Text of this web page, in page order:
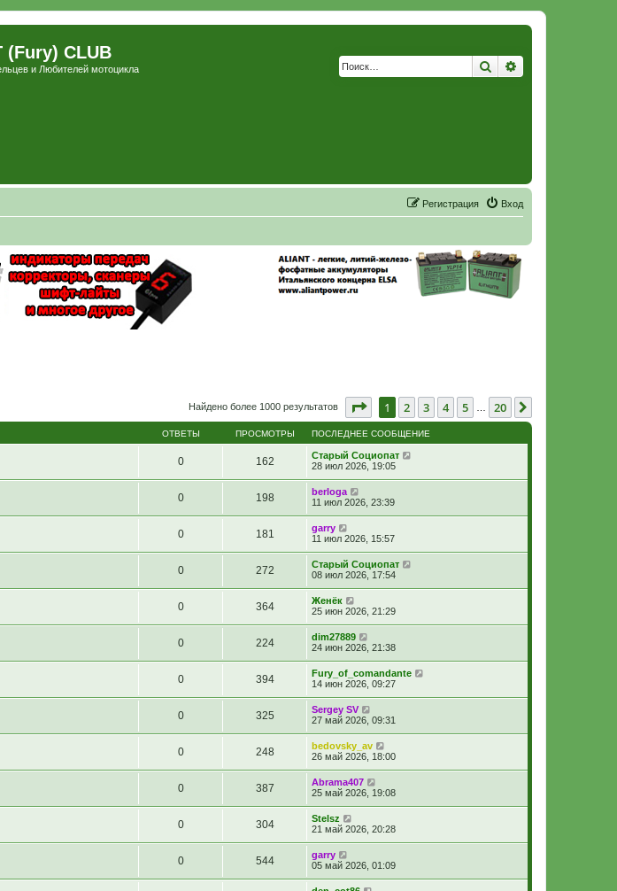
(Fury) CLUB
и Любителей мотоцикла
Поиск
Вход
Регистрация
Найдено более 1000 результатов Страница1 из 20
1 2 3 4 5 20
ОТВЕТЫ ПРОСМОТРЫ ПОСЛЕДНЕЕ СООБЩЕНИЕ
0 162
Старый Социопат
28 июл 2026, 19:05
0 198
berloga
11 июл 2026, 23:39
0 181
garry
11 июл 2026, 15:57
0 272
Старый Социопат
08 июл 2026, 17:54
0 364
Женёк
25 июн 2026, 21:29
0 224
dim27889
24 июн 2026, 21:38
0 394
Fury_of_comandante
14 июн 2026, 09:27
0 325
Sergey SV
27 май 2026, 09:31
0 248
bedovsky_av
26 май 2026, 18:00
0 387
Abrama407
25 май 2026, 19:08
0 304
Stelsz
21 май 2026, 20:28
0 544
garry
05 май 2026, 01:09